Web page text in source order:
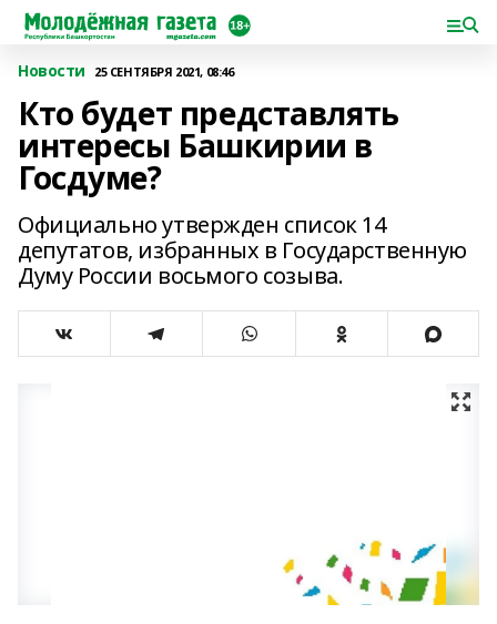
Новости 25 СЕНТЯБРЯ 2021, 08:46
Кто будет представлять
интересы Башкирии в
Госдуме?
Официально утвержден список 14
депутатов, избранных в Государственную
Думу России восьмого созыва.